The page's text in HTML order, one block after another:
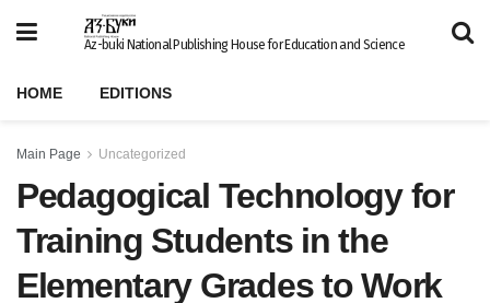
Az-buki National Publishing House for Education and Science
HOME EDITIONS
Main Page Uncategorized
Pedagogical Technology for
Training Students in the
Elementary Grades to Work